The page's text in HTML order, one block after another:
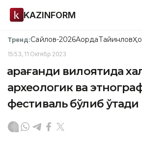
KAZINFORM
Тренд:Сайлов-2026АқордаТайинлов
15:53, 11 Октябр 2023
Қарағанди вилоятида
археологик ва
фестиваль бўлиб ўтади